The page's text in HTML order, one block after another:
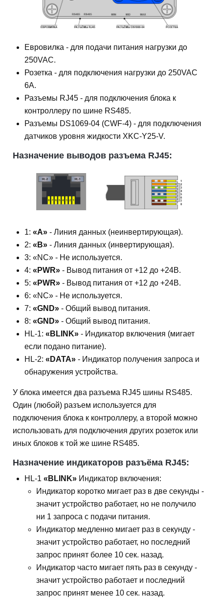
Евровилка - для подачи питания нагрузки до
250VAC.
Розетка - для подключения нагрузки до 250VAC
6A.
Разъемы RJ45 - для подключения блока к
контроллеру по шине RS485.
Разъемы DS1069-04 (CWF-4) - для подключения
датчиков уровня жидкости XKC-Y25-V.
Назначение выводов разъема RJ45:
1: «A» - Линия данных (неинвертирующая).
2: «B» - Линия данных (инвертирующая).
3: «NC» - Не используется.
4: «PWR» - Вывод питания от +12 до +24В.
5: «PWR» - Вывод питания от +12 до +24В.
6: «NC» - Не используется.
7: «GND» - Общий вывод питания.
8: «GND» - Общий вывод питания.
HL-1: «BLINK» - Индикатор включения (мигает
если подано питание).
HL-2: «DATA» - Индикатор получения запроса и
обнаружения устройства.
У блока имеется два разъема RJ45 шины RS485.
Один (любой) разъем используется для
подключения блока к контроллеру, а второй можно
использовать для подключения других розеток или
иных блоков к той же шине RS485.
Назначение индикаторов разъёма RJ45:
HL-1 «BLINK» Индикатор включения:
Индикатор коротко мигает раз в две секунды -
значит устройство работает, но не получило
ни 1 запроса с подачи питания.
Индикатор медленно мигает раз в секунду -
значит устройство работает, но последний
запрос принят более 10 сек. назад.
Индикатор часто мигает пять раз в секунду -
значит устройство работает и последний
запрос принят менее 10 сек. назад.